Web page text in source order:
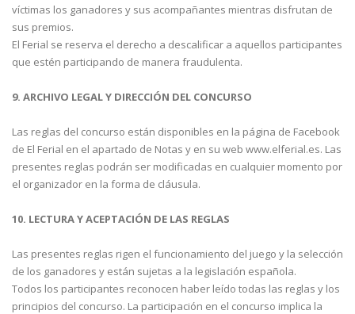
víctimas los ganadores y sus acompañantes mientras disfrutan de
sus premios.
El Ferial se reserva el derecho a descalificar a aquellos participantes
que estén participando de manera fraudulenta.
9. ARCHIVO LEGAL Y DIRECCIÓN DEL CONCURSO
Las reglas del concurso están disponibles en la página de Facebook
de El Ferial en el apartado de Notas y en su web www.elferial.es. Las
presentes reglas podrán ser modificadas en cualquier momento por
el organizador en la forma de cláusula.
10. LECTURA Y ACEPTACIÓN DE LAS REGLAS
Las presentes reglas rigen el funcionamiento del juego y la selección
de los ganadores y están sujetas a la legislación española.
Todos los participantes reconocen haber leído todas las reglas y los
principios del concurso. La participación en el concurso implica la